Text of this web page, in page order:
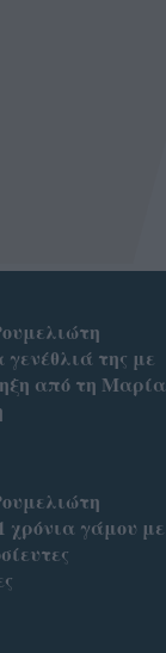
της με
από τη Μαρία
χρόνια γάμου με